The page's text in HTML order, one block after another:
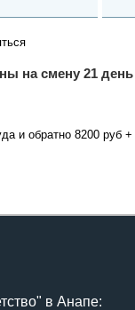
на смену 21
и обратно 8200 руб
в Анапе: